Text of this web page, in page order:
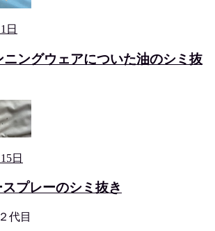
日
ニングウェアについた油のシミ抜
日
プレーのシミ抜き
代目